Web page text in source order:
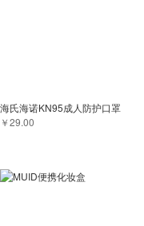
海氏海诺KN95成人防护口罩
￥29.00